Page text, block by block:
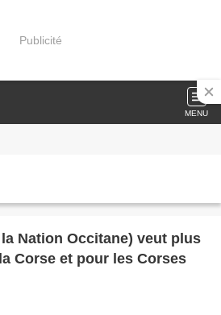
Publicité
MENU
la Nation Occitane) veut plus
Corse et pour les Corses